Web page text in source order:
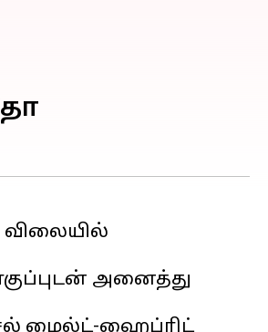
விலையில்
அனைத்து
மைல்ட்-ஹைப்ரிட்